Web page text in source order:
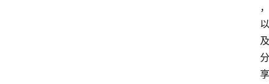
，
以
及
分
享